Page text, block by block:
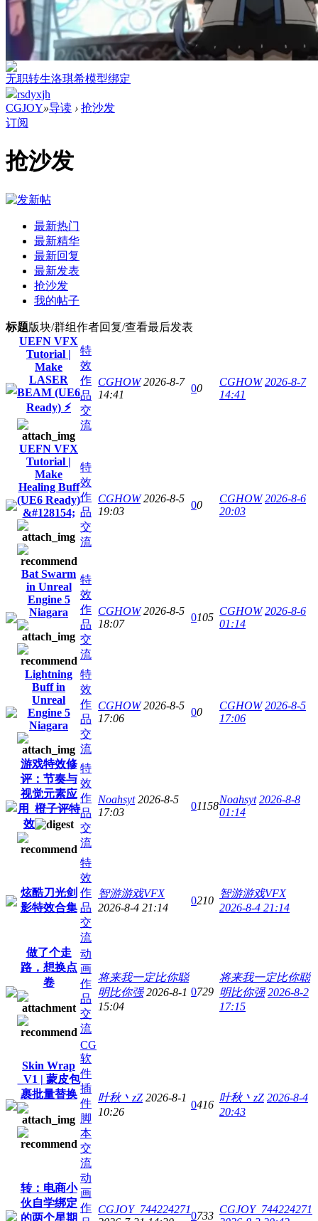
无职转生洛琪希模型绑定
rsdyxjh
CGJOY»导读 › 抢沙发
订阅
抢沙发
最新热门
最新精华
最新回复
最新发表
抢沙发
我的帖子
标题版块/群组作者回复/查看最后发表
UEFN VFX
Tutorial |
Make
LASER
BEAM (UE6
Ready) ⚡
特
效
作
品
交
流
CGHOW 2026-8-7
14:41
00
CGHOW 2026-8-7
14:41
UEFN VFX
Tutorial |
Make
Healing Buff
(UE6 Ready)
&#128154;
特
效
作
品
交
流
CGHOW 2026-8-5
19:03
00
CGHOW 2026-8-6
20:03
Bat Swarm
in Unreal
Engine 5
Niagara
特
效
作
品
交
流
CGHOW 2026-8-5
18:07
0105
CGHOW 2026-8-6
01:14
Lightning
Buff in
Unreal
Engine 5
Niagara
特
效
作
品
交
流
CGHOW 2026-8-5
17:06
00
CGHOW 2026-8-5
17:06
游戏特效修
评：节奏与
视觉元素应
用_橙子评特
效
特
效
作
品
交
流
Noahsyt 2026-8-5
17:03
01158
Noahsyt 2026-8-8
01:14
炫酷刀光剑
影特效合集
特
效
作
品
交
流
智游游戏VFX
2026-8-4 21:14
0210
智游游戏VFX
2026-8-4 21:14
做了个走
路，想换点
卷
动
画
作
品
交
流
将来我一定比你聪
明比你强 2026-8-1
15:04
0729
将来我一定比你聪
明比你强 2026-8-2
17:15
Skin Wrap
_V1 | 蒙皮包
裹批量替换
CG
软
件
插
件
脚
本
交
流
叶秋丶zZ 2026-8-1
10:26
0416
叶秋丶zZ 2026-8-4
20:43
转：电商小
伙自学绑定
的两个星期
动
画
作 CGJOY_744224271
0733
CGJOY_744224271